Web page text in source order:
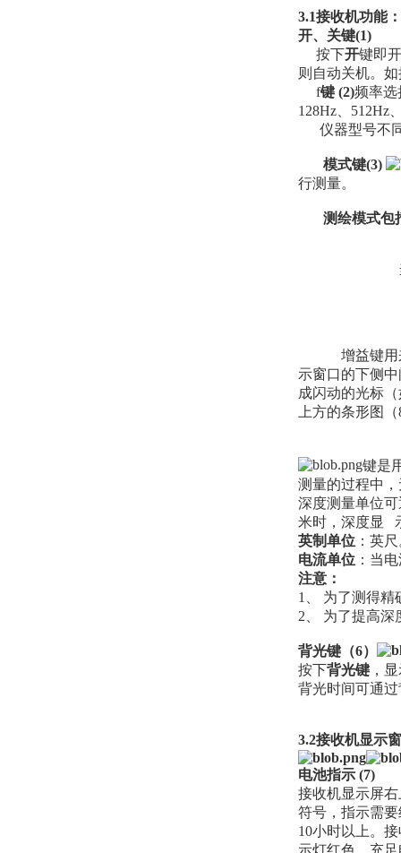
3.1接收机功能：
开、关键(1)
按下开键即
则自动关机。
f键 (2)频率选
128Hz、512Hz
仪器型号不同
模式键(3)
行测量。
测绘模式包
当有外接A
增益键用来
示窗口的下侧
成闪动的光标
上方的条形图
键是
测量的过程中
深度测量单位
米时，深度显
英制单位 ：英
电流单位 ：当
注意：
1、 为了测得精
2、 为了提高
背光键（6）
按下背光键 ，
背光时间可通
3.2接收机显示
电池指示 (7)
接收机显示屏
符号，指示需
10小时以上。
示灯红色，充